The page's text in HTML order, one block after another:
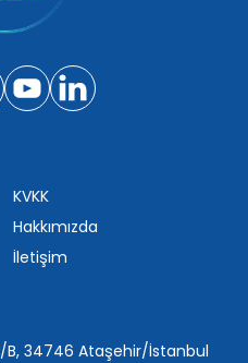
KVKK
Hakkımızda
İletişim
B, 34746 Ataşehir/İstanbul